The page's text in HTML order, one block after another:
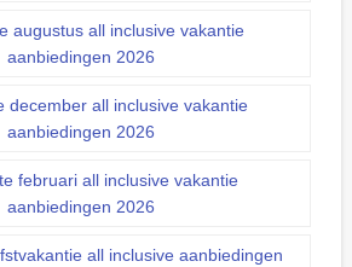
augustus all inclusive vakantie
aanbiedingen 2026
december all inclusive vakantie
aanbiedingen 2026
februari all inclusive vakantie
aanbiedingen 2026
all inclusive aanbiedingen